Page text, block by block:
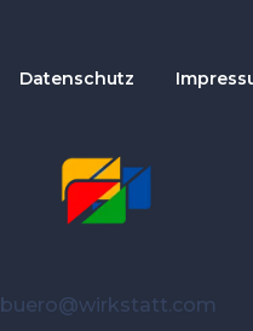
Datenschutz
buero@wirkstatt.com